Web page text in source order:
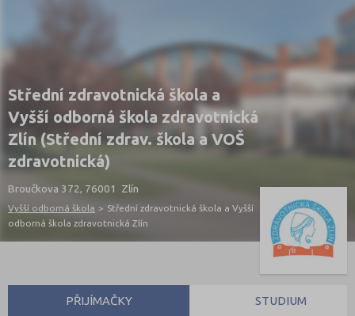
Střední zdravotnická škola a
Vyšší odborná škola zdravotnická
Zlín (Střední zdrav. škola a VOŠ
zdravotnická)
Broučkova 372, 76001 Zlín
Vyšší odborná škola > Střední zdravotnická škola a Vyšší
odborná škola zdravotnická Zlín
PŘIJÍMAČKY STUDIUM